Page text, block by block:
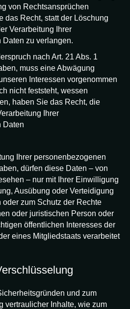
von Rechtsansprüchen
das Recht, statt der Löschung
Verarbeitung Ihrer
zu verlangen.
nach Art. 21 Abs. 1
muss eine Abwägung
Interessen vorgenommen
nicht feststeht, wessen
haben Sie das Recht, die
Ihrer
Daten
Ihrer personenbezogenen
dürfen diese Daten – von
– nur mit Ihrer Einwilligung
Ausübung oder Verteidigung
zum Schutz der Rechte
oder juristischen Person oder
öffentlichen Interesses der
eines Mitgliedstaats verarbeitet
und zum
vertraulicher Inhalte, wie zum